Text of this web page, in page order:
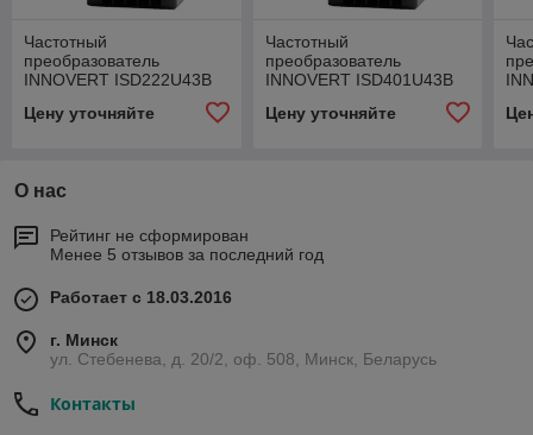
Частотный
преобразователь
INNOVERT ISD222U43B
Цену уточняйте
Частотный
преобразователь
INNOVERT ISD401U43B
Цену уточняйте
О нас
Рейтинг не сформирован
Менее 5 отзывов за последний год
Работает с 18.03.2016
г. Минск
ул. Стебенева, д. 20/2, оф. 508, Минск, Беларусь
Контакты